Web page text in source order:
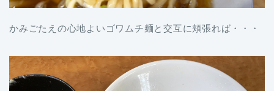
かみごたえの心地よいゴワムチ麺と交互に頬張れば・・・